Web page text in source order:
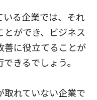
る企業では、それ
ができ、ビジネス
善に役立てることが
きるでしょう。
れていない企業で